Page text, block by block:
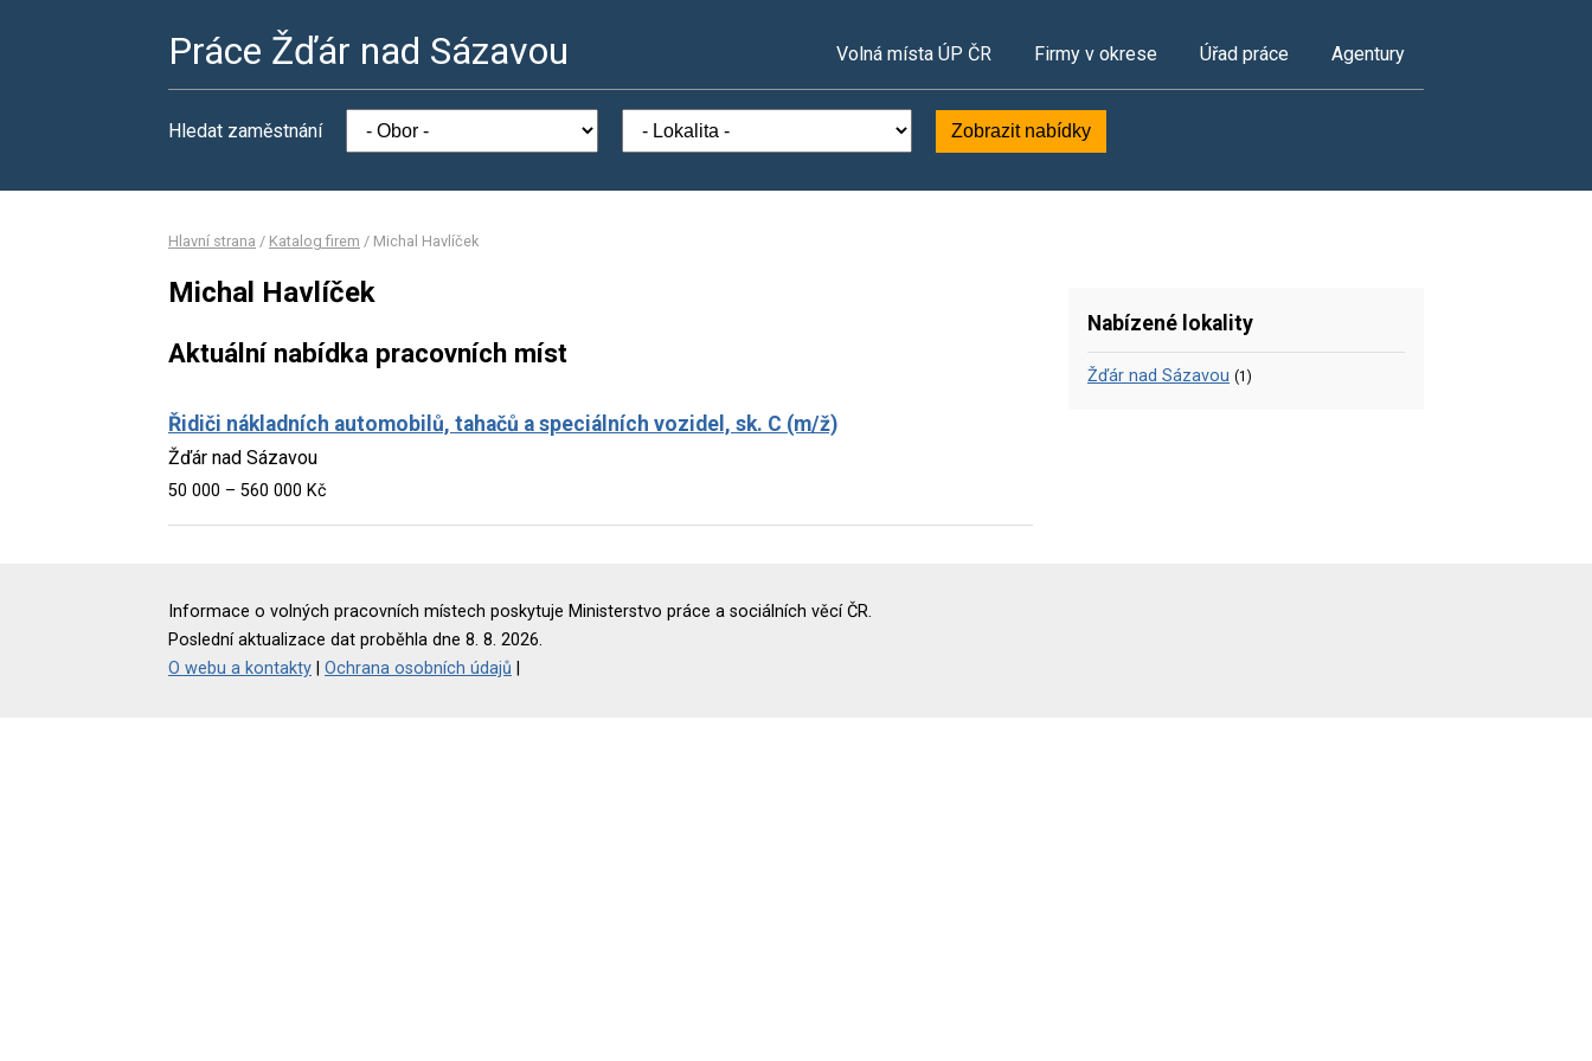
Práce Žďár nad Sázavou Volná místa ÚP ČR Firmy v okrese Úřad práce Agentury
Hledat zaměstnání Zobrazit nabídky
Hlavní strana / Katalog firem / Michal Havlíček
Michal Havlíček
Aktuální nabídka pracovních míst
Řidiči nákladních automobilů, tahačů a speciálních vozidel, sk. C (m/ž)
Žďár nad Sázavou
50 000 – 560 000 Kč
Nabízené lokality
Žďár nad Sázavou (1)
Informace o volných pracovních místech poskytuje Ministerstvo práce a sociálních věcí ČR.
Poslední aktualizace dat proběhla dne 8. 8. 2026.
O webu a kontakty
Ochrana osobních údajů